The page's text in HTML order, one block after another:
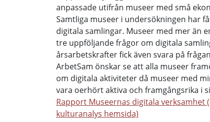
anpassade utifrån museer med små
Samtliga museer i undersökningen har
digitala samlingar. Museer med mer än
tre uppföljande frågor om digitala
årsarbetskrafter fick även svara på
ArbetSam önskar se att alla museer
om digitala aktiviteter då museer med
vara oerhört aktiva och framgångsrika i
Rapport Museernas digitala verksamhet
kulturanalys hemsida)